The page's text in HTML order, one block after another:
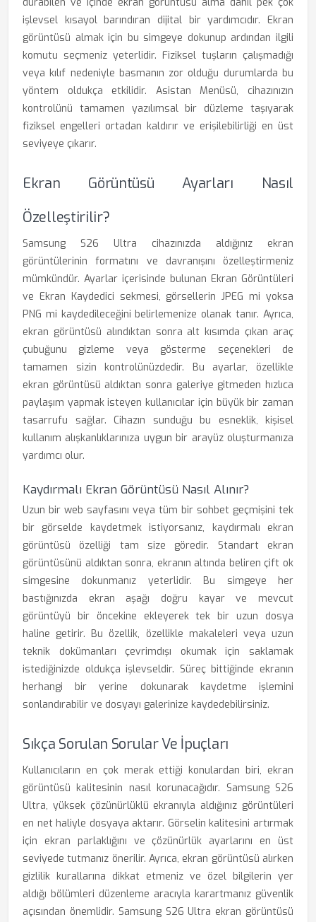
işlevsel kısayol barındıran dijital bir yardımcıdır. Ekran
görüntüsü almak için bu simgeye dokunup ardından ilgili
komutu seçmeniz yeterlidir. Fiziksel tuşların çalışmadığı
veya kılıf nedeniyle basmanın zor olduğu durumlarda bu
yöntem oldukça etkilidir. Asistan Menüsü, cihazınızın
kontrolünü tamamen yazılımsal bir düzleme taşıyarak
fiziksel engelleri ortadan kaldırır ve erişilebilirliği en üst
seviyeye çıkarır.
Ekran Görüntüsü Ayarları Nasıl
Özelleştirilir?
Samsung S26 Ultra cihazınızda aldığınız ekran
görüntülerinin formatını ve davranışını özelleştirmeniz
mümkündür. Ayarlar içerisinde bulunan Ekran Görüntüleri
ve Ekran Kaydedici sekmesi, görsellerin JPEG mi yoksa
PNG mi kaydedileceğini belirlemenize olanak tanır. Ayrıca,
ekran görüntüsü alındıktan sonra alt kısımda çıkan araç
çubuğunu gizleme veya gösterme seçenekleri de
tamamen sizin kontrolünüzdedir. Bu ayarlar, özellikle
ekran görüntüsü aldıktan sonra galeriye gitmeden hızlıca
paylaşım yapmak isteyen kullanıcılar için büyük bir zaman
tasarrufu sağlar. Cihazın sunduğu bu esneklik, kişisel
kullanım alışkanlıklarınıza uygun bir arayüz oluşturmanıza
yardımcı olur.
Kaydırmalı Ekran Görüntüsü Nasıl Alınır?
Uzun bir web sayfasını veya tüm bir sohbet geçmişini tek
bir görselde kaydetmek istiyorsanız, kaydırmalı ekran
görüntüsü özelliği tam size göredir. Standart ekran
görüntüsünü aldıktan sonra, ekranın altında beliren çift ok
simgesine dokunmanız yeterlidir. Bu simgeye her
bastığınızda ekran aşağı doğru kayar ve mevcut
görüntüyü bir öncekine ekleyerek tek bir uzun dosya
haline getirir. Bu özellik, özellikle makaleleri veya uzun
teknik dokümanları çevrimdışı okumak için saklamak
istediğinizde oldukça işlevseldir. Süreç bittiğinde ekranın
herhangi bir yerine dokunarak kaydetme işlemini
sonlandırabilir ve dosyayı galerinize kaydedebilirsiniz.
Sıkça Sorulan Sorular Ve İpuçları
Kullanıcıların en çok merak ettiği konulardan biri, ekran
görüntüsü kalitesinin nasıl korunacağıdır. Samsung S26
Ultra, yüksek çözünürlüklü ekranıyla aldığınız görüntüleri
en net haliyle dosyaya aktarır. Görselin kalitesini artırmak
için ekran parlaklığını ve çözünürlük ayarlarını en üst
seviyede tutmanız önerilir. Ayrıca, ekran görüntüsü alırken
gizlilik kurallarına dikkat etmeniz ve özel bilgilerin yer
aldığı bölümleri düzenleme aracıyla karartmanız güvenlik
açısından önemlidir. Samsung S26 Ultra ekran görüntüsü